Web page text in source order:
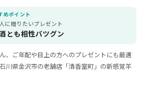
めポイント
に贈りたいプレゼント
とも相性バツグン
、ご年配や目上の方へのプレゼントにも最適
川県金沢市の老舗店「清香室町」の新感覚羊